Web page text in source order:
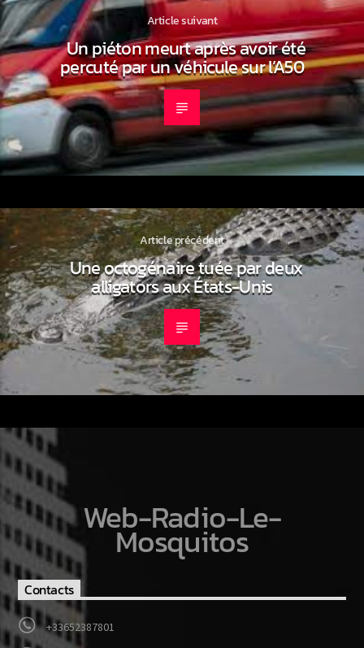
Article suivant
Un piéton meurt après avoir été
percuté par un véhicule sur l’A50
Article précédent
Une octogénaire tuée par deux
alligators aux États-Unis
Web-Radio-Le-
Mosquitos
Contacts
+33652387801